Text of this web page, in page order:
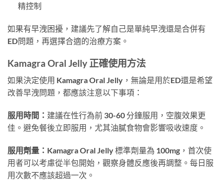
精控制
如果有早洩困擾，建議先了解自己是單純早洩還是合併有
ED問題，再選擇合適的治療方案。
Kamagra Oral Jelly 正確使用方法
如果決定使用 Kamagra Oral Jelly，無論是用於ED還是希望
改善早洩問題，都應該注意以下事項：
服用時間： 建議在性行為前 30-60 分鐘服用，空腹效果更
佳。避免餐後立即服用，尤其油膩食物會影響吸收速度。
服用劑量： Kamagra Oral Jelly 標準劑量為 100mg，首次使
用者可以考慮從半包開始，觀察身體反應後再調整。每日服
用次數不應該超過一次。